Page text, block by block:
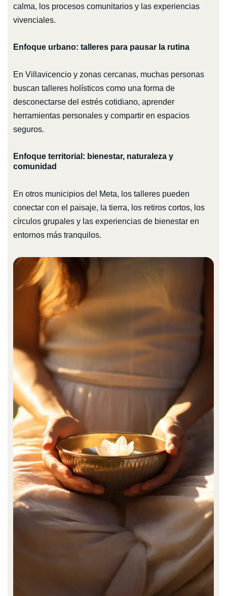
calma, los procesos comunitarios y las experiencias
vivenciales.
Enfoque urbano: talleres para pausar la rutina
En Villavicencio y zonas cercanas, muchas personas
buscan talleres holísticos como una forma de
desconectarse del estrés cotidiano, aprender
herramientas personales y compartir en espacios
seguros.
Enfoque territorial: bienestar, naturaleza y
comunidad
En otros municipios del Meta, los talleres pueden
conectar con el paisaje, la tierra, los retiros cortos, los
círculos grupales y las experiencias de bienestar en
entornos más tranquilos.